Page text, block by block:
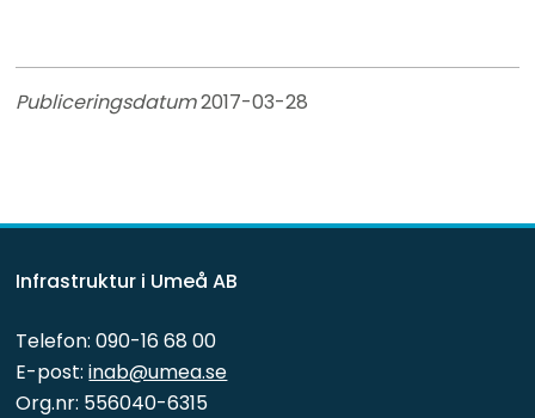
Publiceringsdatum 2017-03-28
Infrastruktur i Umeå AB
Telefon: 090-16 68 00
E-post: inab@umea.se
Org.nr: 556040-6315